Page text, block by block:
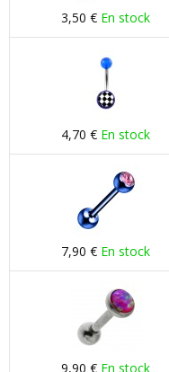
3,50 € En stock
4,70 € En stock
7,90 € En stock
9,90 € En stock